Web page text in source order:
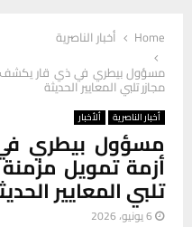
Home
أخبار الناصرية
مسؤول بيطري في ذي قار يكشف
مجازر تلبي المعايير الحديثة
أخبار الناصرية ألأخبار
مسؤول بيطري
أزمة تمويل
تلبي المعايير
6 يونيو، 2026